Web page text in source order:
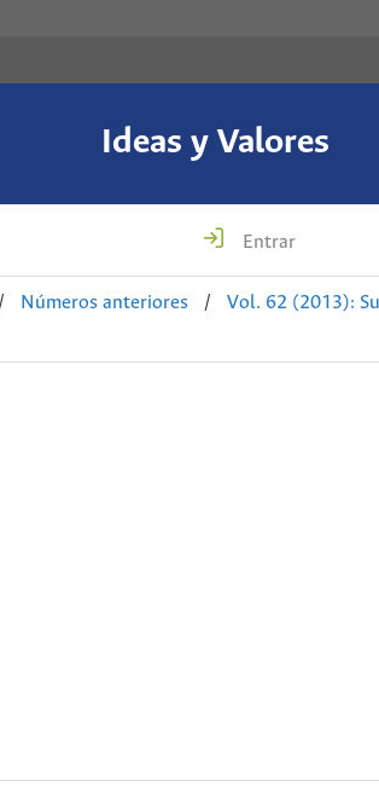
Ideas y Valores
Entrar
/ Números anteriores /
Vol. 62 (2013):